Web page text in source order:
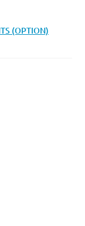
(OPTION)